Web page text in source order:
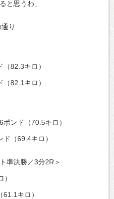
と思うわ」
り
82.3キロ）
82.1キロ）
ンド（70.5キロ）
（69.4キロ）
準決勝／3分2R＞
キロ）